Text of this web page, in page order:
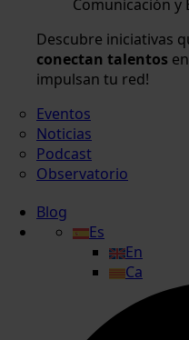
Comunicación y
Descubre iniciativas
conectan talentos
impulsan tu red!
Eventos
Noticias
Podcast
Observatorio
Blog
Es
En
Ca